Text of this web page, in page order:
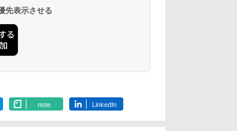
先表示させる
note LinkedIn